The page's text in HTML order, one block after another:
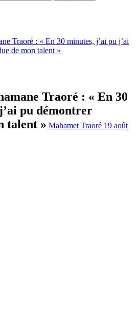
Traoré : « En 30 minutes, j’ai pu j’ai
de mon talent »
Traoré : « En 30
pu démontrer
talent » Mahamet Traoré 19 août